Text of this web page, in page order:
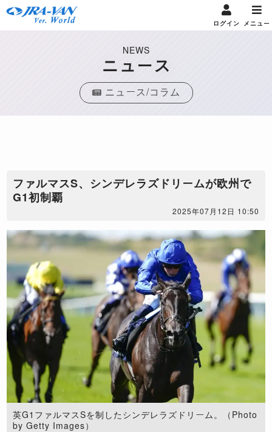
ログイン メニュー
NEWS
ニュース
ニュース/コラム
ファルマスS、シンデレラズドリームが欧州で
G1初制覇
2025年07月12日 10:50
英G1ファルマスSを制したシンデレラズドリーム。（Photo
by Getty Images）